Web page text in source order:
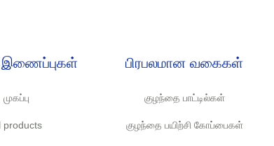
இணைப்புகள்
முகப்பு
products
பிரபலமான வகைகள்
குழந்தை பாட்டில்கள்
குழந்தை பயிற்சி கோப்பைகள்